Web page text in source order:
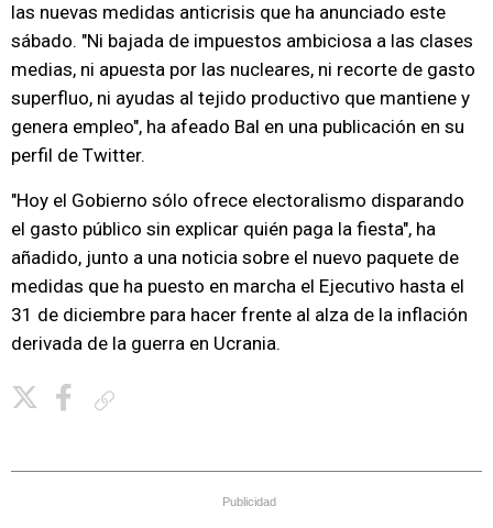
las nuevas medidas anticrisis que ha anunciado este
sábado. "Ni bajada de impuestos ambiciosa a las clases
medias, ni apuesta por las nucleares, ni recorte de gasto
superfluo, ni ayudas al tejido productivo que mantiene y
genera empleo", ha afeado Bal en una publicación en su
perfil de Twitter.
"Hoy el Gobierno sólo ofrece electoralismo disparando
el gasto público sin explicar quién paga la fiesta", ha
añadido, junto a una noticia sobre el nuevo paquete de
medidas que ha puesto en marcha el Ejecutivo hasta el
31 de diciembre para hacer frente al alza de la inflación
derivada de la guerra en Ucrania.
Publicidad